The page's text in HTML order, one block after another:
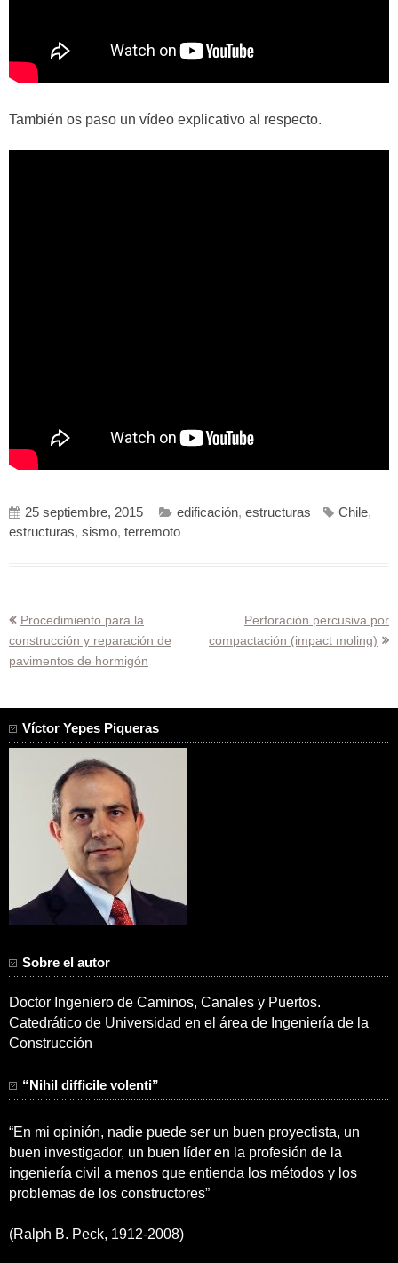
También os paso un vídeo explicativo al respecto.
25 septiembre, 2015 edificación, estructuras Chile,
estructuras, sismo, terremoto
Navegación
de
entradas
Procedimiento para la
construcción y reparación de
pavimentos de hormigón
Perforación percusiva por
compactación (impact moling)
Víctor Yepes Piqueras
Sobre el autor
Doctor Ingeniero de Caminos, Canales y Puertos.
Catedrático de Universidad en el área de Ingeniería de la
Construcción
“Nihil difficile volenti”
“En mi opinión, nadie puede ser un buen proyectista, un
buen investigador, un buen líder en la profesión de la
ingeniería civil a menos que entienda los métodos y los
problemas de los constructores”
(Ralph B. Peck, 1912-2008)